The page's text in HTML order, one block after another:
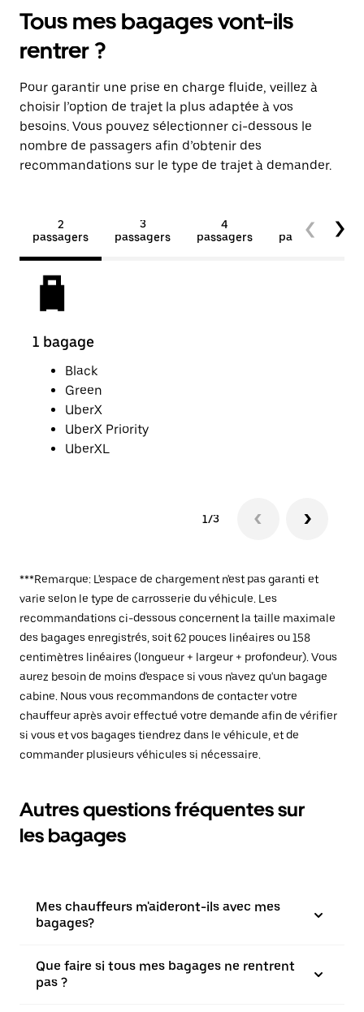
Tous mes bagages vont-ils
rentrer ?
Pour garantir une prise en charge fluide, veillez à
choisir l’option de trajet la plus adaptée à vos
besoins. Vous pouvez sélectionner ci-dessous le
nombre de passagers afin d’obtenir des
recommandations sur le type de trajet à demander.
2
passagers
3
passagers
4
passagers
5+
passagers
1 bagage
Black
Green
UberX
UberX Priority
UberXL
1/3
***Remarque: L'espace de chargement n'est pas garanti et
varie selon le type de carrosserie du véhicule. Les
recommandations ci-dessous concernent la taille maximale
des bagages enregistrés, soit 62 pouces linéaires ou 158
centimètres linéaires (longueur + largeur + profondeur). Vous
aurez besoin de moins d'espace si vous n'avez qu'un bagage
cabine. Nous vous recommandons de contacter votre
chauffeur après avoir effectué votre demande afin de vérifier
si vous et vos bagages tiendrez dans le véhicule, et de
commander plusieurs véhicules si nécessaire.
Autres questions fréquentes sur
les bagages
Mes chauffeurs m'aideront-ils avec mes
bagages?
Que faire si tous mes bagages ne rentrent
pas ?